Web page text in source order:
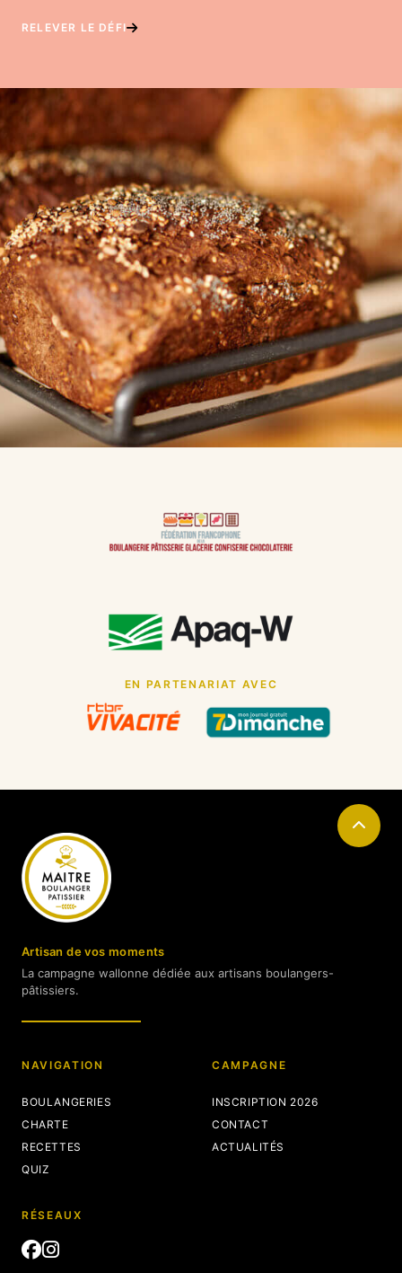
RELEVER LE DÉFI
EN PARTENARIAT AVEC
Artisan de vos moments
La campagne wallonne dédiée aux artisans boulangers-
pâtissiers.
NAVIGATION
BOULANGERIES
CHARTE
RECETTES
QUIZ
CAMPAGNE
INSCRIPTION 2026
CONTACT
ACTUALITÉS
RÉSEAUX